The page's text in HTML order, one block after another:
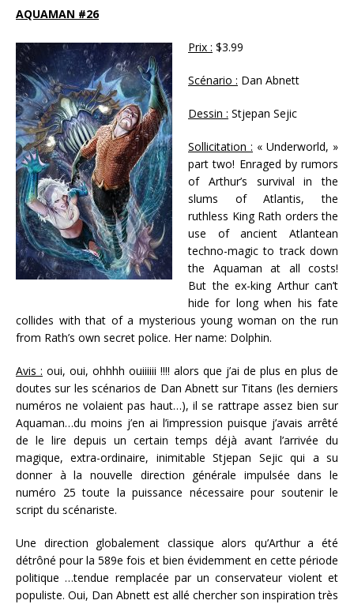
AQUAMAN #26
Prix : $3.99
Scénario : Dan Abnett
Dessin : Stjepan Sejic
Sollicitation : « Underworld, »
part two! Enraged by rumors
of Arthur’s survival in the
slums of Atlantis, the
ruthless King Rath orders the
use of ancient Atlantean
techno-magic to track down
the Aquaman at all costs!
But the ex-king Arthur can’t
hide for long when his fate
collides with that of a mysterious young woman on the run
from Rath’s own secret police. Her name: Dolphin.
Avis : oui, oui, ohhhh ouiiiiii !!!! alors que j’ai de plus en plus de
doutes sur les scénarios de Dan Abnett sur Titans (les derniers
numéros ne volaient pas haut…), il se rattrape assez bien sur
Aquaman…du moins j’en ai l’impression puisque j’avais arrêté
de le lire depuis un certain temps déjà avant l’arrivée du
magique, extra-ordinaire, inimitable Stjepan Sejic qui a su
donner à la nouvelle direction générale impulsée dans le
numéro 25 toute la puissance nécessaire pour soutenir le
script du scénariste.
Une direction globalement classique alors qu’Arthur a été
détrôné pour la 589e fois et bien évidemment en cette période
politique …tendue remplacée par un conservateur violent et
populiste. Oui, Dan Abnett est allé chercher son inspiration très